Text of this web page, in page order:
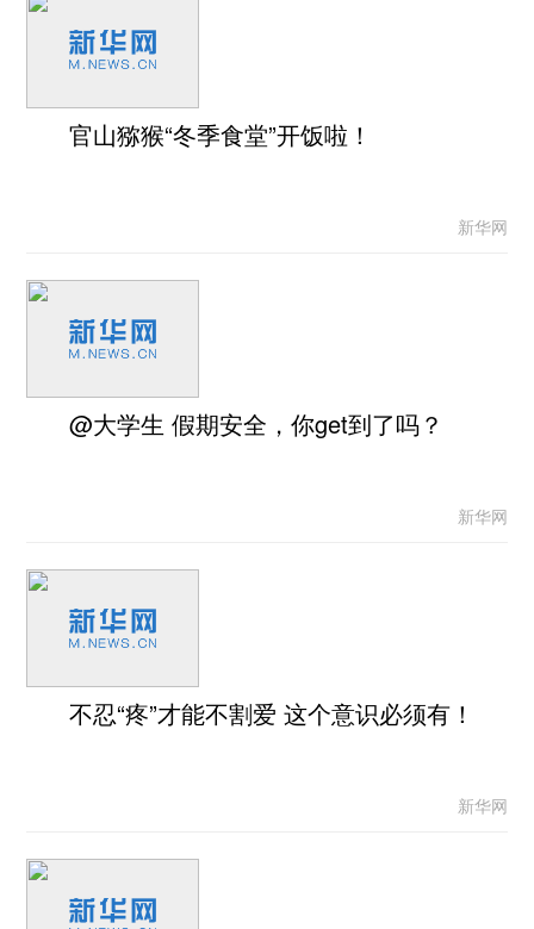
官山猕猴“冬季食堂”开饭啦！
新华网
@大学生 假期安全，你get到了吗？
新华网
不忍“疼”才能不割爱 这个意识必须有！
新华网